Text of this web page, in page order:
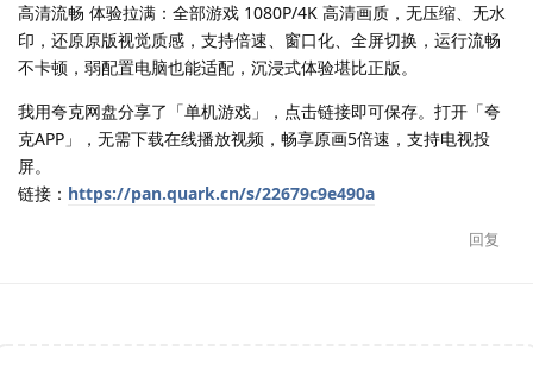
高清流畅 体验拉满：全部游戏 1080P/4K 高清画质，无压缩、无水
印，还原原版视觉质感，支持倍速、窗口化、全屏切换，运行流畅
不卡顿，弱配置电脑也能适配，沉浸式体验堪比正版。
我用夸克网盘分享了「单机游戏」，点击链接即可保存。打开「夸
克APP」，无需下载在线播放视频，畅享原画5倍速，支持电视投
屏。
链接： https://pan.quark.cn/s/22679c9e490a
回复